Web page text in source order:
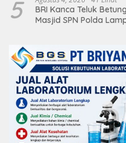
5
BRI Kanca Teluk
Masjid SPN Polda